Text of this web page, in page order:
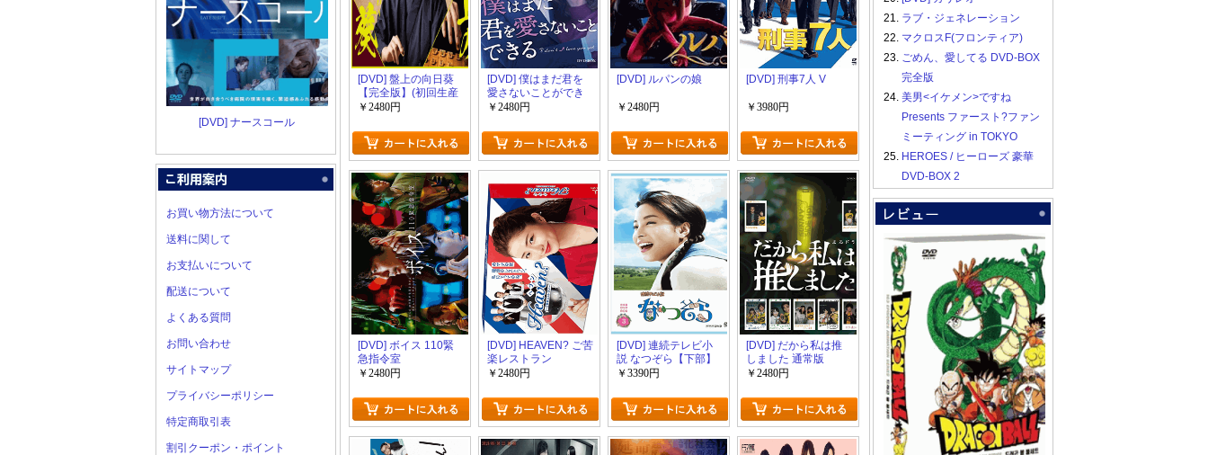
[DVD] ナースコール
お買い物方法について
送料に関して
お支払いについて
配送について
よくある質問
お問い合わせ
サイトマップ
プライバシーポリシー
特定商取引表
割引クーポン・ポイント
[DVD] 盤上の向日葵
【完全版】(初回生産
限定版)
￥2480円
[DVD] 僕はまだ君を
愛さないことができ
る
￥2480円
[DVD] ルパンの娘
￥2480円
[DVD] 刑事7人 V
￥3980円
[DVD] ボイス 110緊
急指令室
￥2480円
[DVD] HEAVEN? ご苦
楽レストラン
￥2480円
[DVD] 連続テレビ小
説 なつぞら【下部】
￥3390円
[DVD] だから私は推
しました 通常版
￥2480円
21. ラブ・ジェネレーション
22. マクロスF(フロンティア)
23. ごめん、愛してる DVD-BOX
完全版
24. 美男<イケメン>ですね
Presents ファースト?ファン
ミーティング in TOKYO
25. HEROES / ヒーローズ 豪華
DVD-BOX 2